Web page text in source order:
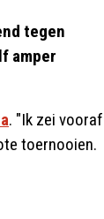
tegen
amper
. "Ik zei vooraf
toernooien.